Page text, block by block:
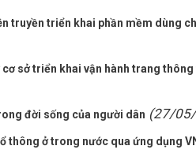
truyền triển khai phần mềm dùng
cơ sở triển khai vận hành trang
đời sống của người dân (27/
thông ở trong nước qua ứng dụng